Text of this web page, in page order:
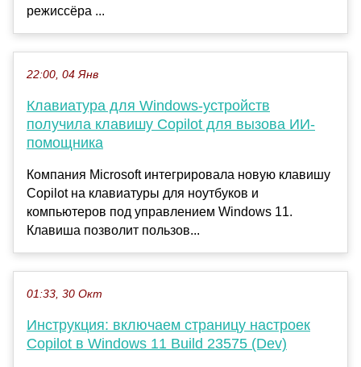
режиссёра ...
22:00, 04 Янв
Клавиатура для Windows-устройств
получила клавишу Copilot для вызова ИИ-
помощника
Компания Microsoft интегрировала новую клавишу
Copilot на клавиатуры для ноутбуков и
компьютеров под управлением Windows 11.
Клавиша позволит пользов...
01:33, 30 Окт
Инструкция: включаем страницу настроек
Copilot в Windows 11 Build 23575 (Dev)